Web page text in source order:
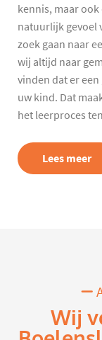
kennis, maar
natuurlijk gevoel
zoek gaan naar
wij altijd naar
vinden dat er
uw kind. Dat
het leerproces
Lees meer
Wij